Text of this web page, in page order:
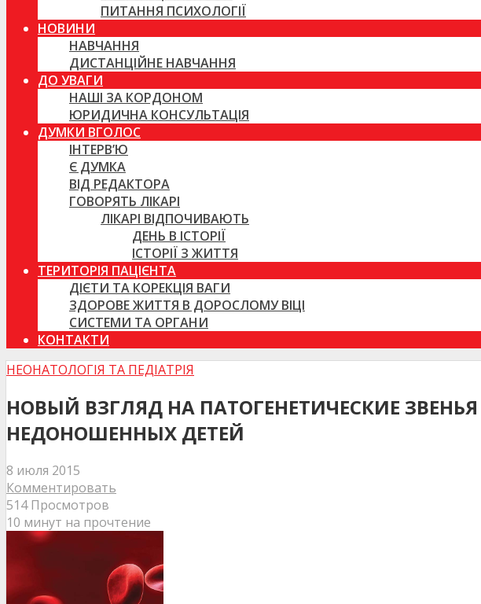
ПИТАННЯ ПСИХОЛОГІЇ
НОВИНИ
НАВЧАННЯ
ДИСТАНЦІЙНЕ НАВЧАННЯ
ДО УВАГИ
НАШІ ЗА КОРДОНОМ
ЮРИДИЧНА КОНСУЛЬТАЦІЯ
ДУМКИ ВГОЛОС
ІНТЕРВ’Ю
Є ДУМКА
ВІД РЕДАКТОРА
ГОВОРЯТЬ ЛІКАРІ
ЛІКАРІ ВІДПОЧИВАЮТЬ
ДЕНЬ В ІСТОРІЇ
ІСТОРІЇ З ЖИТТЯ
ТЕРИТОРІЯ ПАЦІЄНТА
ДІЄТИ ТА КОРЕКЦІЯ ВАГИ
ЗДОРОВЕ ЖИТТЯ В ДОРОСЛОМУ ВІЦІ
СИСТЕМИ ТА ОРГАНИ
КОНТАКТИ
НЕОНАТОЛОГІЯ ТА ПЕДІАТРІЯ
НОВЫЙ ВЗГЛЯД НА ПАТОГЕНЕТИЧЕСКИЕ
НЕДОНОШЕННЫХ ДЕТЕЙ
8 июля 2015
Комментировать
514 Просмотров
10 минут на прочтение